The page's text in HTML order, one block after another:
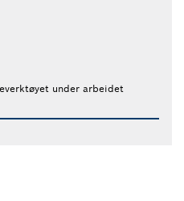
under arbeidet